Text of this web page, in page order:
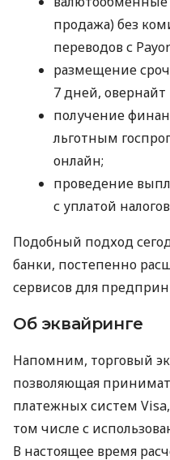
продажа) без
переводов с
размещение
7 дней, овернайт
получение
льготным
онлайн;
проведение
с уплатой
Подобный подход
банки, постепенно
сервисов для
Об эквайринге
Напомним, торговый
позволяющая
платежных систем
том числе с
В настоящее время